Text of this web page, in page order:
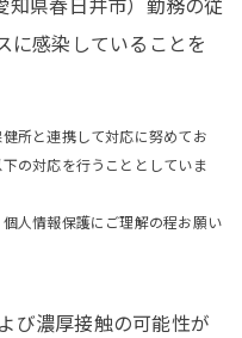
に感染していることを
所と連携して対応に努めてお
の対応を行うこととしていま
人情報保護にご理解の程お願い
び濃厚接触の可能性が